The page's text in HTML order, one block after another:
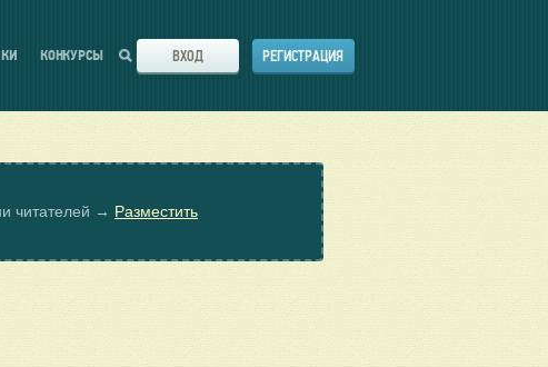
КОНКУРСЫ ВХОД РЕГИСТРАЦИЯ
читателей → Разместить